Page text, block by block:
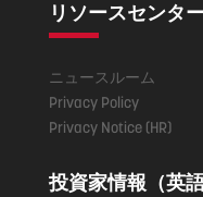
リソースセンタ
ニュースルーム
Privacy Policy
Privacy Notice (HR)
投資家情報（英語